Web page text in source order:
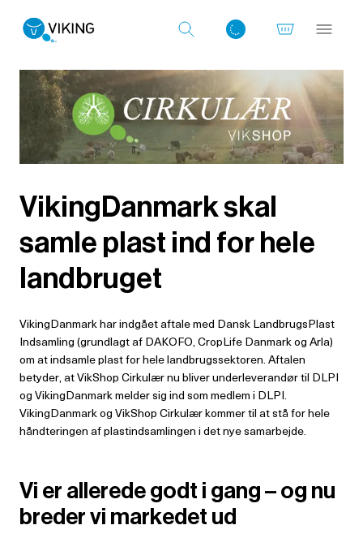
Log ind med det samme
VikingDanmark skal
samle plast ind for hele
landbruget
VikingDanmark har indgået aftale med Dansk LandbrugsPlast
Indsamling (grundlagt af DAKOFO, CropLife Danmark og Arla)
om at indsamle plast for hele landbrugssektoren. Aftalen
betyder, at VikShop Cirkulær nu bliver underleverandør til DLPI
og VikingDanmark melder sig ind som medlem i DLPI.
VikingDanmark og VikShop Cirkulær kommer til at stå for hele
håndteringen af plastindsamlingen i det nye samarbejde.
Vi er allerede godt i gang – og nu
breder vi markedet ud